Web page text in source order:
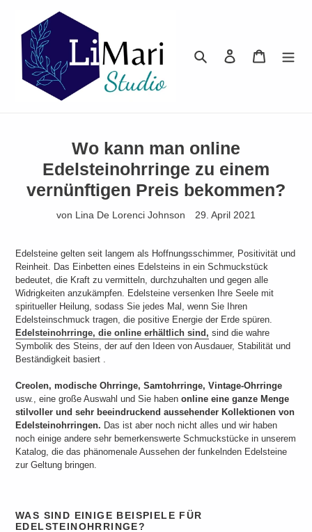
Inhalt
Suchen
Einloggen
Wo kann man online
Edelsteinohrringe zu einem
vernünftigen Preis bekommen?
von Lina De Lorenci Johnson 29. April 2021
Edelsteine ​​gelten seit langem als Hoffnungsschimmer, Positivität und
Reinheit. Das Einbetten eines Edelsteins in ein Schmuckstück
bedeutet, die Kraft zu vermitteln, durchzuhalten und gegen alle
Widrigkeiten anzukämpfen. Edelsteine ​​versenken Ihre Seele mit
spiritueller Heilung, sodass Sie jedes Mal, wenn Sie Ihren
Edelsteinschmuck tragen, die positive Energie der Erde spüren.
Edelsteinohrringe, die online erhältlich sind, sind die wahre
Symbolik des Steins, der auf den Ideen von Ausdauer, Stabilität und
Beständigkeit basiert
Creolen, modische Ohrringe, Samtohrringe, Vintage-Ohrringe
usw., eine große Auswahl und Sie haben online eine ganze Menge
stilvoller und sehr beeindruckend aussehender Kollektionen von
Edelsteinohrringen. Das ist aber noch nicht alles und wir haben
noch einige andere sehr bemerkenswerte Schmuckstücke in unserem
Katalog, die das phänomenale Aussehen der funkelnden Edelsteine ​​
zur Geltung bringen.
WAS SIND EINIGE BEISPIELE FÜR
EDELSTEINOHRRINGE?